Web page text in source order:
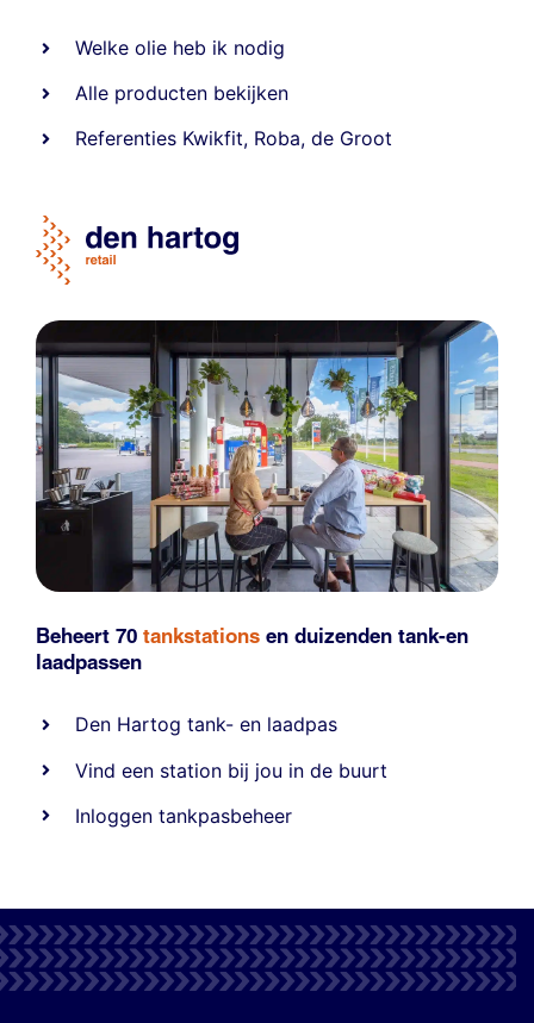
Welke olie heb ik nodig
Alle producten bekijken
Referenties Kwikfit, Roba,de Groot
Beheert 70 tankstations en duizenden tank-en
laadpassen
Den Hartog tank- en laadpas
Vind een station bij jou in de buurt
Inloggen tankpasbeheer